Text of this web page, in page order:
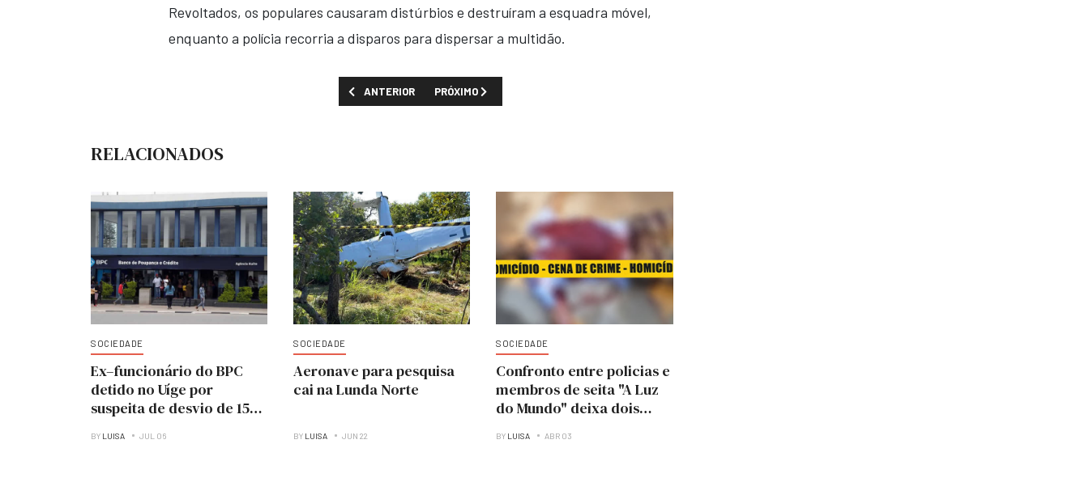
Revoltados, os populares causaram distúrbios e destruíram a esquadra móvel,
enquanto a polícia recorria a disparos para dispersar a multidão.
ARTIGO ANTERIOR: CORTE DE ENERGIA CAUSA PREJUÍZOS DE DEZENAS DE MILHÕES DE KWANZAS NO UÍGE
ANTERIOR PRÓXIMO ARTIGO: POLÍCIA QUE MATOU A TIRO VENDEDORA AMBULANTE EM LUANDA JÁ ESTÁ DETIDO - MINISTRO
PRÓXIMO
RELACIONADOS
SOCIEDADE
Ex–funcionário do BPC
detido no Uíge por
suspeita de desvio de 150
BY LUISA JUL 06
SOCIEDADE
Aeronave para pesquisa
cai na Lunda Norte
BY LUISA JUN 22
SOCIEDADE
Confronto entre policias e
membros de seita "A Luz
do Mundo" deixa dois
BY LUISA ABR 03